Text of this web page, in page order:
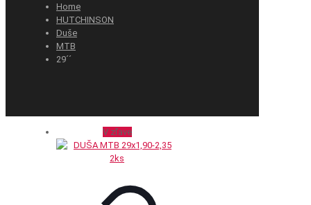
Home
HUTCHINSON
Duše
MTB
29´´
V zľave